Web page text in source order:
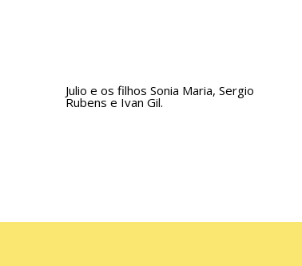
Julio e os filhos Sonia Maria, Sergio
Rubens e Ivan Gil.